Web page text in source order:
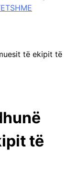
të ekipit të
të